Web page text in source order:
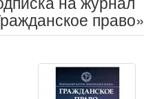
право»